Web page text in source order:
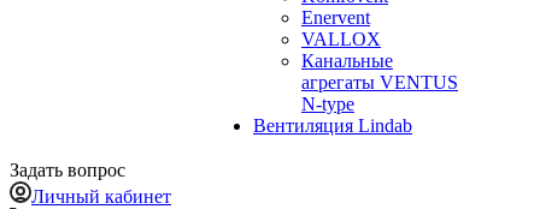
Enervent
VALLOX
Канальные
агрегаты VENTUS
N-type
Вентиляция Lindab
Задать вопрос
Личный кабинет